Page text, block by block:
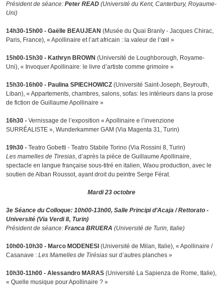
Président de séance: Peter READ (Université du Kent, Canterbury, Royaume-
Uni)
14h30-15h00 - Gaëlle BEAUJEAN (Musée du Quai Branly - Jacques Chirac,
Paris, France), « Apollinaire et l’art africain : la valeur de l’œil »
15h00-15h30 - Kathryn BROWN (Université de Loughborough, Royame-
Uni), « Invoquer Apollinaire: le livre d’artiste comme grimoire »
15h30-16h00 - Paulina SPIECHOWICZ (Université Saint-Joseph, Beyrouth,
Liban), « Appartements, chambres, salons, sofas: les intérieurs dans la prose
de fiction de Guillaume Apollinaire »
16h30 - Vernissage de l’exposition « Apollinaire e l’invenzione
SURRÉALISTE », Wunderkammer GAM (Via Magenta 31, Turin)
19h30 - Teatro Gobetti - Teatro Stabile Torino (Via Rossini 8, Turin)
Les mamelles de Tiresias, d’après la pièce de Guillaume Apollinaire,
spectacle en langue française sous-titré en italien, Waou production, avec le
soutien de Alban Roussot, ayant droit du peintre Serge Férat.
Mardi 23 octobre
3e Séance du Colloque: 10h00-13h00, Salle Principi d’Acaja / Rettorato -
Université (Via Verdi 8, Turin)
Président de séance: Franca BRUERA (Université de Turin, Italie)
10h00-10h30 - Marco MODENESI (Université de Milan, Italie), « Apollinaire /
Casanave : Les Mamelles de Tirésias sur d’autres planches »
10h30-11h00 - Alessandro MARAS (Université La Sapienza de Rome, Italie),
« Quelle musique pour Apollinaire ? »